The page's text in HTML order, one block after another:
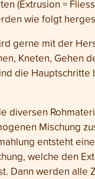
(Extrusion =
wie folgt
gerne mit der
Kneten, Gehen
die Hauptschritte
diversen
Mischung
entsteht
welche den
Dann werden alle